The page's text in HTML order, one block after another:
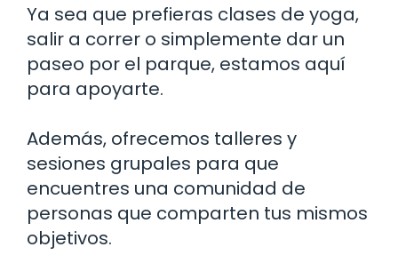
Ya sea que prefieras clases de yoga,
salir a correr o simplemente dar un
paseo por el parque, estamos aquí
para apoyarte.
Además, ofrecemos talleres y
sesiones grupales para que
encuentres una comunidad de
personas que comparten tus mismos
objetivos.